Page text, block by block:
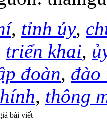
, tỉnh ủy,
triển khai,
đoàn, đào
, thông
bài viết